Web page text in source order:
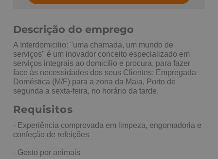
Descrição do emprego
A Interdomicilio: "uma chamada, um mundo de
serviços" é um inovador conceito especializado em
serviços integrais ao domicílio e procura, para fazer
face às necessidades dos seus Clientes: Empregada
Doméstica (M/F) para a zona da Maia, Porto de
segunda a sexta-feira, no horário da tarde.
Requisitos
- Experiência comprovada em limpeza, engomadoria e
confeção de refeições
- Gosto por animais